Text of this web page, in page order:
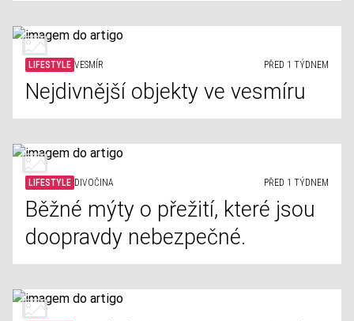
LIFESTYLE VESMÍR PŘED 1 TÝDNEM
Nejdivnější objekty ve vesmíru
LIFESTYLE DIVOČINA PŘED 1 TÝDNEM
Běžné mýty o přežití, které jsou
doopravdy nebezpečné.